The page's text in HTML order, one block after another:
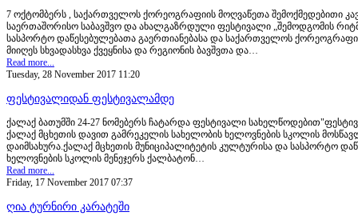
7 ოქტომბერს , საქართველოს ქორეოგრაფიის მოღვაწეთა შემოქმედებითი
საერთაშორისო საბავშვო და ახალგაზრდული ფესტივალი „შემოდგომის
სასპორტო დაწესებულებათა გაერთიანებასა და საქართველოს
მიიღეს სხვადასხვა ქვეყნისა და რეგიონის ბავშვთა და…
Read more...
Tuesday, 28 November 2017 11:20
ფესტივალიდან ფესტივალამდე
ქალაქ ბათუმში 24-27 ნომებერს ჩატარდა ფესტივალი
ქალაქ მცხეთის დავით გამრეკელის სახელობის ხელოვნების სკოლის
დაიმსახურა.ქალაქ მცხეთის მუნიციპალიტეტის კულტურისა და სასპორტო
ხელოვნების სკოლის მენეჯერს ქალბატონ…
Read more...
Friday, 17 November 2017 07:37
ღია ტურნირი კარატეში